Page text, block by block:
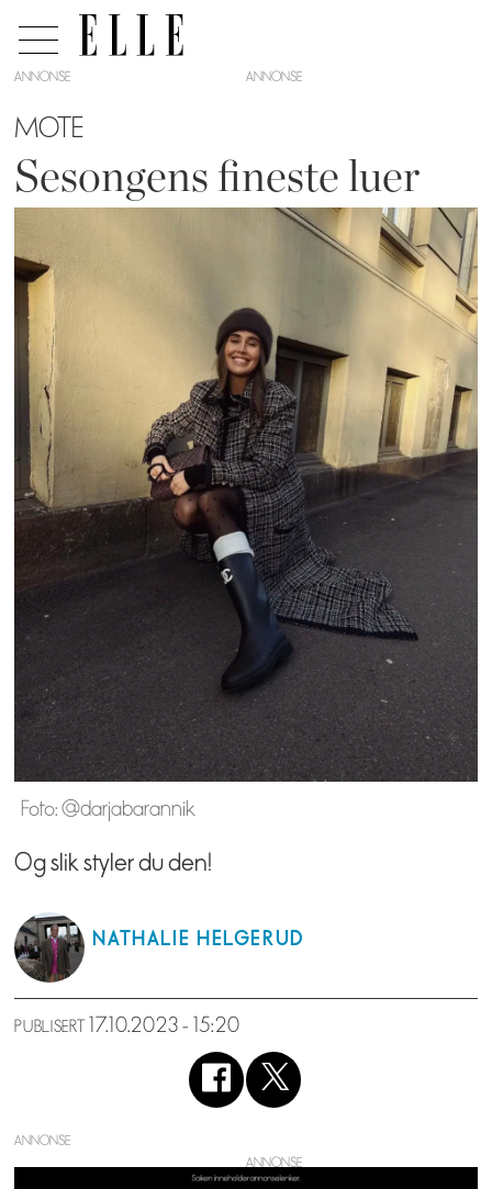
ANNONSE
MOTE
Sesongens fineste luer
Foto: @darjabarannik
Og slik styler du den!
NATHALIE HELGERUD
PUBLISERT 17.10.2023 - 15:20
ANNONSE